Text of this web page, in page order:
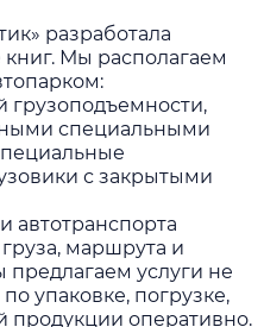
разработала
Мы располагаем
специальными
с закрытыми
автотранспорта
маршрута и
предлагаем услуги не
упаковке, погрузке,
продукции оперативно.